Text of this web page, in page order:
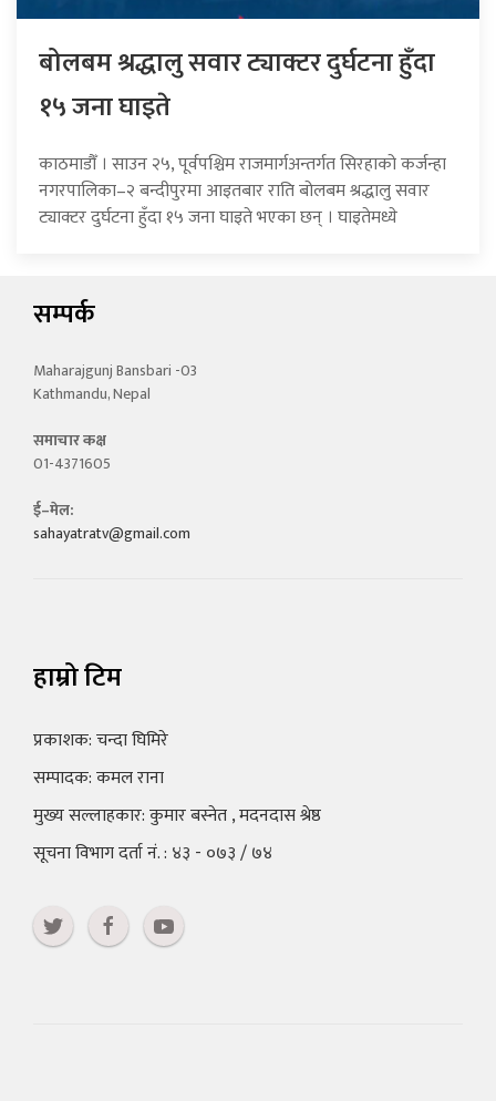
बोलबम श्रद्धालु सवार ट्याक्टर दुर्घटना हुँदा
१५ जना घाइते
काठमाडौँ । साउन २५, पूर्वपश्चिम राजमार्गअन्तर्गत सिरहाको कर्जन्हा
नगरपालिका–२ बन्दीपुरमा आइतबार राति बोलबम श्रद्धालु सवार
ट्याक्टर दुर्घटना हुँदा १५ जना घाइते भएका छन् । घाइतेमध्ये
सम्पर्क
Maharajgunj Bansbari -03
Kathmandu, Nepal
समाचार कक्ष
01-4371605
ई–मेल:
sahayatratv@gmail.com
हाम्रो टिम
प्रकाशक: चन्दा घिमिरे
सम्पादक: कमल राना
मुख्य सल्लाहकार: कुमार बस्नेत , मदनदास श्रेष्ठ
सूचना विभाग दर्ता नं. : ४३ - ०७३ / ७४